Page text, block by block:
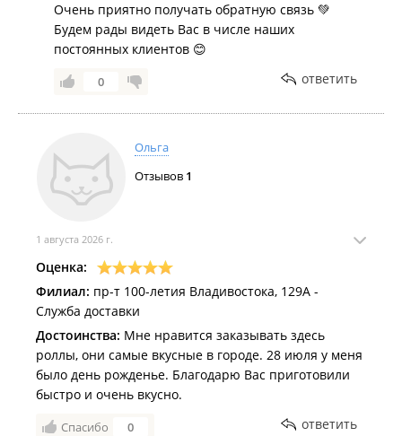
Очень приятно получать обратную связь 💚
Будем рады видеть Вас в числе наших
постоянных клиентов 😊
0 ответить
Ольга
Отзывов 1
1 августа 2026 г.
Оценка:
Филиал: пр-т 100-летия Владивостока, 129А -
Служба доставки
Достоинства: Мне нравится заказывать здесь
роллы, они самые вкусные в городе. 28 июля у меня
было день рожденье. Благодарю Вас приготовили
быстро и очень вкусно.
Спасибо 0 ответить